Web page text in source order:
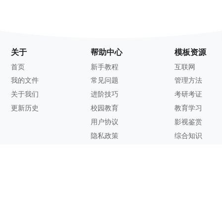
关于
首页
我的文件
关于我们
更新历史
帮助中心
新手教程
常见问题
进阶技巧
校园教育
用户协议
隐私政策
模板资源
互联网
管理方法
考研考证
教育学习
影视鉴赏
综合知识